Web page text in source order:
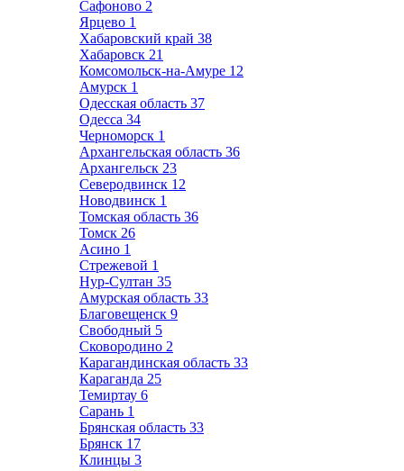
Сафоново 2
Ярцево 1
Хабаровский край 38
Хабаровск 21
Комсомольск-на-Амуре 12
Амурск 1
Одесская область 37
Одесса 34
Черноморск 1
Архангельская область 36
Архангельск 23
Северодвинск 12
Новодвинск 1
Томская область 36
Томск 26
Асино 1
Стрежевой 1
Нур-Султан 35
Амурская область 33
Благовещенск 9
Свободный 5
Сковородино 2
Карагандинская область 33
Караганда 25
Темиртау 6
Сарань 1
Брянская область 33
Брянск 17
Клинцы 3